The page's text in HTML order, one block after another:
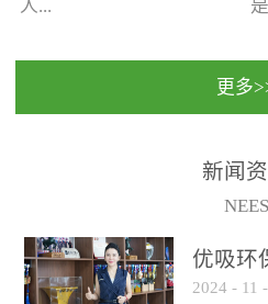
人...
民法院室内除甲醛空气治
保施工日期：2020年1月珠
更多
新闻
NEES
优吸环
勇敢破
2024 - 11 -